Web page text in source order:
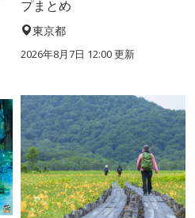
プまとめ
東京都
2026年8月7日 12:00更新